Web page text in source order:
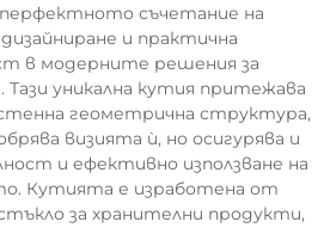
съчетание на
и практична
в модерните решения за
Тази уникална кутия притежава
геометрична структура,
визията ѝ, но осигурява и
и ефективно използване на
Кутията е изработена от
за хранителни продукти,